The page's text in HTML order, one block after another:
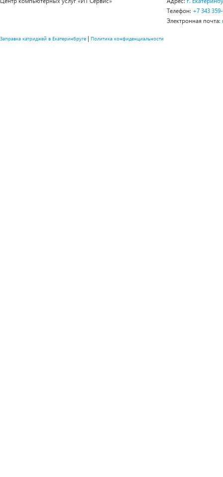
Телефон: +7 343
Электронная почта:
Заправка катриджей в Екатеринбруге | Политика конфиденциальности